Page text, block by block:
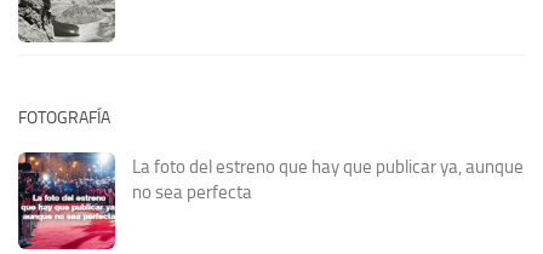
FOTOGRAFÍA
La foto del estreno que hay que publicar ya, aunque
no sea perfecta